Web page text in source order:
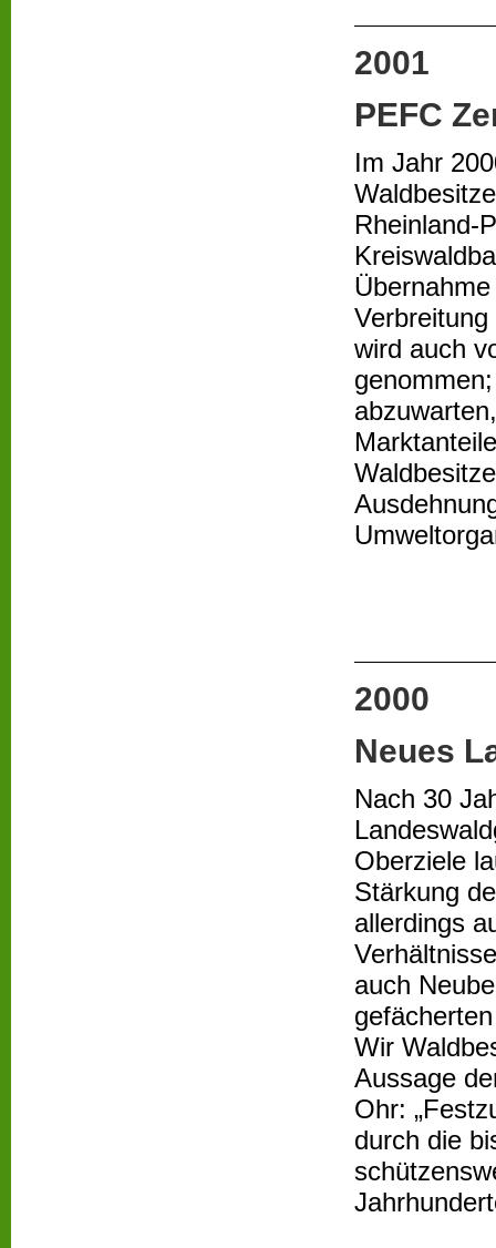
2001
PEFC
Im Jahr
Rheinland-
wird auch
2000
Neues
Nach 30
Oberziele
Stärkung
allerdings
auch
Wir
Aussage
Ohr:
durch die